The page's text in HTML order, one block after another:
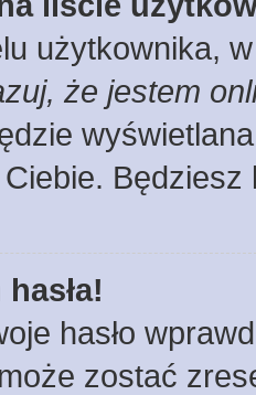
użytkownika,
że jestem
hasło
zostać